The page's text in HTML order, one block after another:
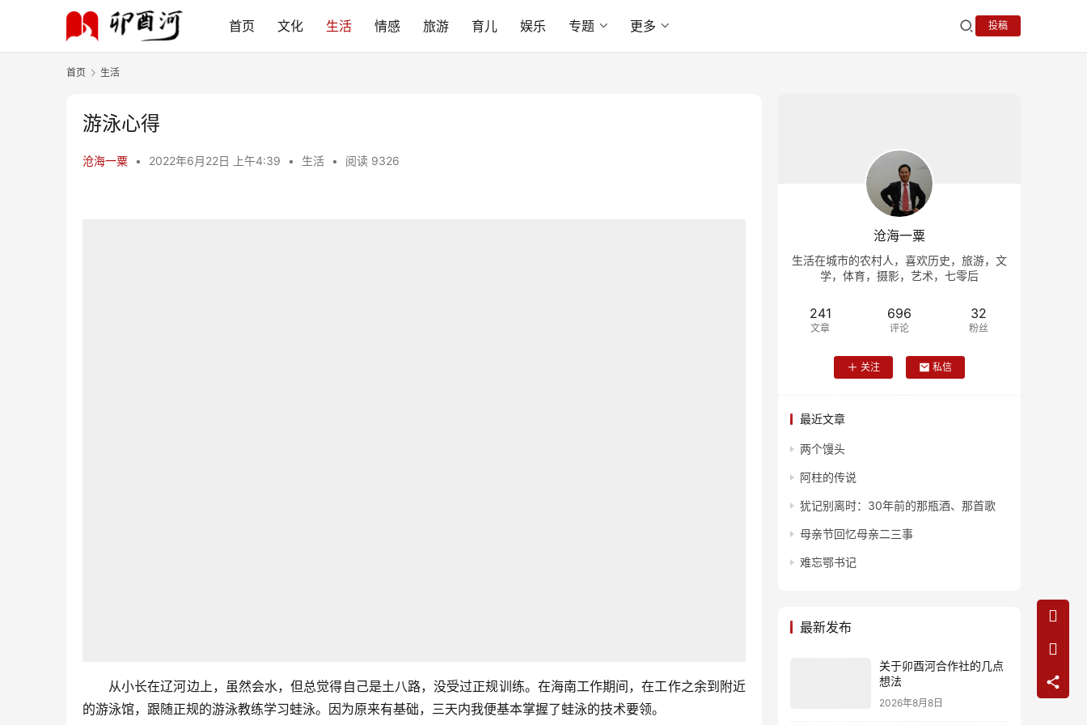
首页 文化 生活 情感 旅游 育儿 娱乐 专题 更多 投稿
首页 生活
游泳心得
沧海一粟 • 2022年6月22日 上午4:39 • 生活 • 阅读 9326
从小长在辽河边上，虽然会水，但总觉得自己是土八路，没受过正规训练。在海南工作期间，在工作之余到附近
的游泳馆，跟随正规的游泳教练学习蛙泳。因为原来有基础，三天内我便基本掌握了蛙泳的技术要领。
沧海一粟
生活在城市的农村人，喜欢历史，旅游，文
学，体育，摄影，艺术，七零后
241
文章
696
评论
32
粉丝
关注 私信
最近文章
两个馒头
阿柱的传说
犹记别离时：30年前的那瓶酒、那首歌
母亲节回忆母亲二三事
难忘鄂书记
最新发布
关于卯酉河合作社的几点
想法
2026年8月8日